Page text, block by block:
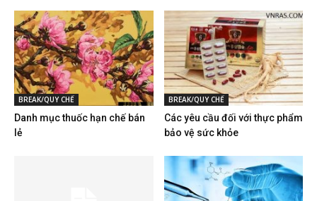
BREAK/QUY CHẾ
Danh mục thuốc hạn chế bán
lẻ
BREAK/QUY CHẾ
Các yêu cầu đối với thực phẩm
bảo vệ sức khỏe